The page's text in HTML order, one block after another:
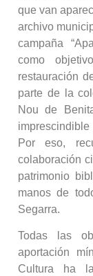
que van
archivo
campaña
como
restauración
parte de la
Nou de
Por eso,
colaboración
patrimonio
manos de
Segarra.
Todas las
aportación
Cultura ha